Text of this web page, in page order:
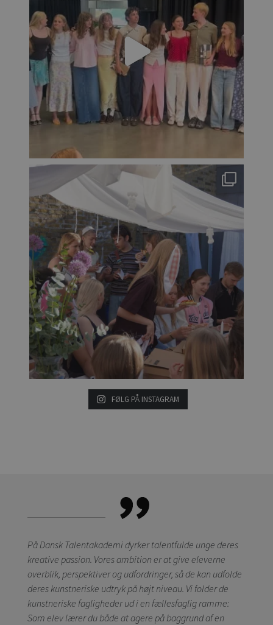
FØLG PÅ INSTAGRAM
På Dansk Talentakademi dyrker talentfulde unge deres
kreative passion. Vores ambition er at give eleverne
overblik, perspektiver og udfordringer, så de kan udfolde
deres kunstneriske udtryk på højt niveau. Vi folder de
kunstneriske fagligheder ud i en fællesfaglig ramme:
Som elev lærer du både at agere på baggrund af en